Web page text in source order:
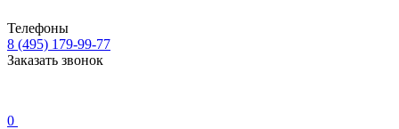
Телефоны
8 (495) 179-99-77
Заказать звонок
0